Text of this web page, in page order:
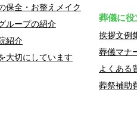
保全・お整えメイク
ループの紹介
紹介
大切にしています
葬儀に役
挨拶文例
葬儀マナ
よくある
葬祭補助